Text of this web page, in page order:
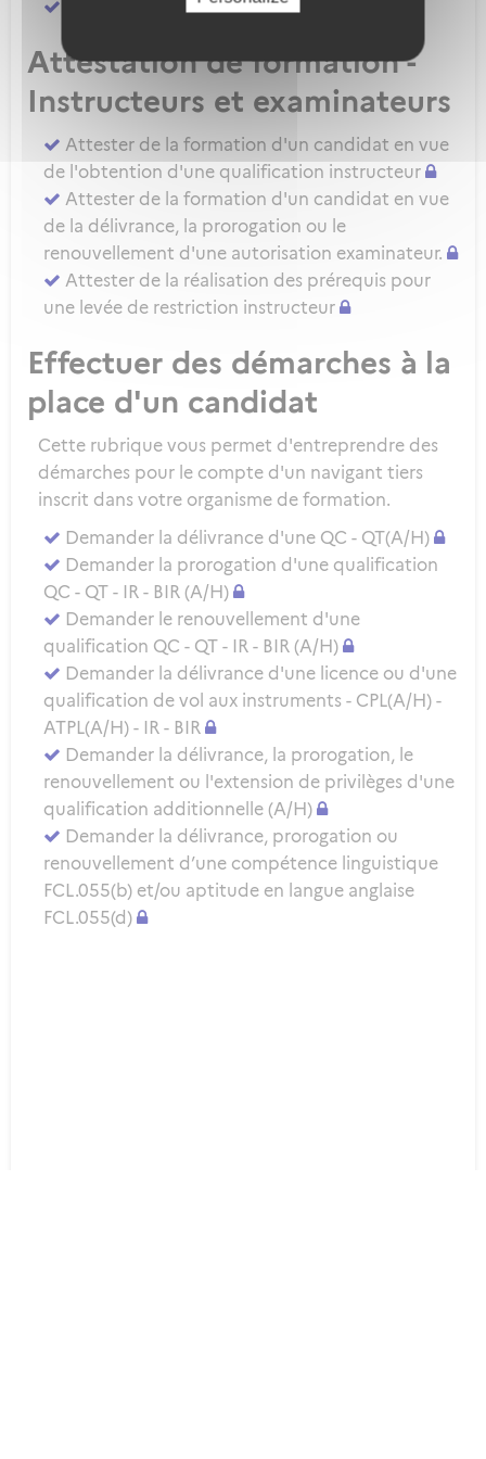
Attester d'une évaluation de niveau IRSE
Attestation de formation -
Instructeurs et examinateurs
Attester de la formation d'un candidat en vue
de l'obtention d'une qualification instructeur
Attester de la formation d'un candidat en vue
de la délivrance, la prorogation ou le
renouvellement d'une autorisation examinateur.
Attester de la réalisation des prérequis pour
une levée de restriction instructeur
Effectuer des démarches à la
place d'un candidat
Cette rubrique vous permet d'entreprendre des
démarches pour le compte d'un navigant tiers
inscrit dans votre organisme de formation.
Demander la délivrance d'une QC - QT(A/H)
Demander la prorogation d'une qualification
QC - QT - IR - BIR (A/H)
Demander le renouvellement d'une
qualification QC - QT - IR - BIR (A/H)
Demander la délivrance d'une licence ou d'une
qualification de vol aux instruments - CPL(A/H) -
ATPL(A/H) - IR - BIR
Demander la délivrance, la prorogation, le
renouvellement ou l'extension de privilèges d'une
qualification additionnelle (A/H)
Demander la délivrance, prorogation ou
renouvellement d’une compétence linguistique
FCL.055(b) et/ou aptitude en langue anglaise
FCL.055(d)